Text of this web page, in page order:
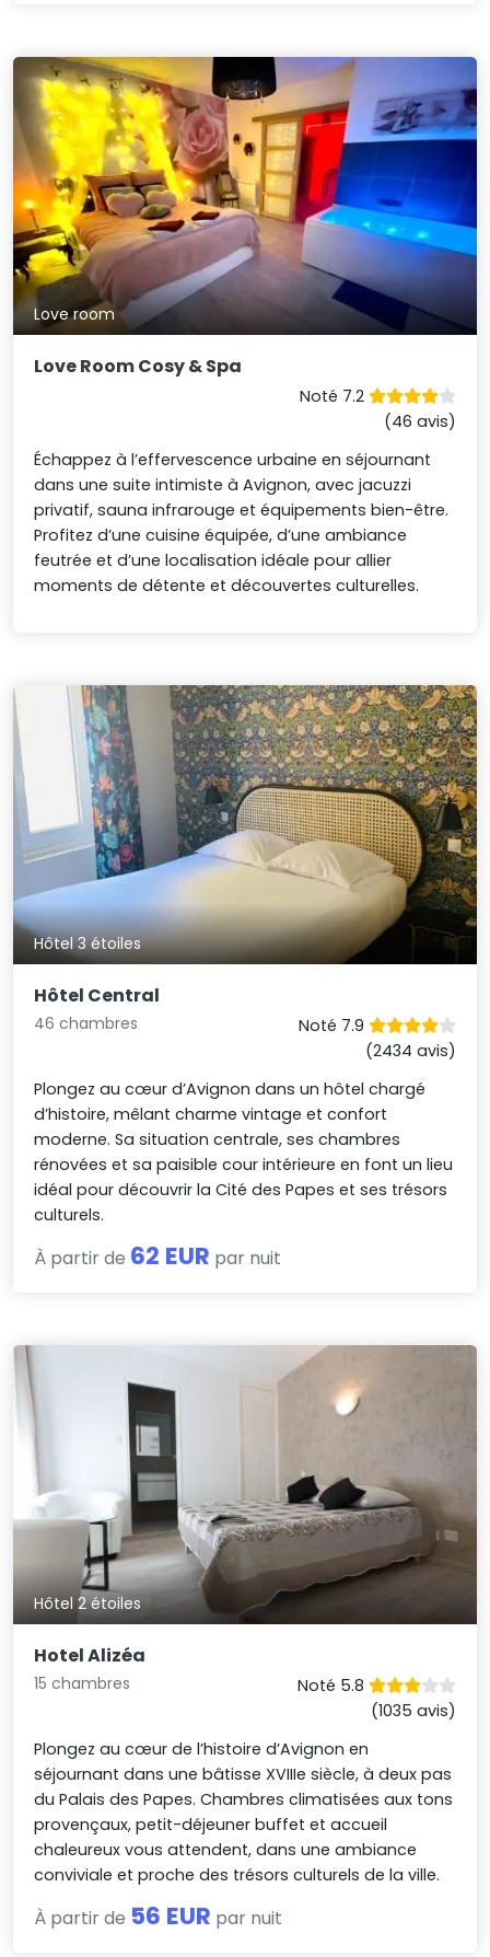
Love room
Love Room Cosy & Spa
Noté 7.2
(46 avis)
Échappez à l’effervescence urbaine en séjournant
dans une suite intimiste à Avignon, avec jacuzzi
privatif, sauna infrarouge et équipements bien-être.
Profitez d’une cuisine équipée, d’une ambiance
feutrée et d’une localisation idéale pour allier
moments de détente et découvertes culturelles.
Hôtel 3 étoiles
Hôtel Central
46 chambres
Noté 7.9
(2434 avis)
Plongez au cœur d’Avignon dans un hôtel chargé
d’histoire, mêlant charme vintage et confort
moderne. Sa situation centrale, ses chambres
rénovées et sa paisible cour intérieure en font un lieu
idéal pour découvrir la Cité des Papes et ses trésors
culturels.
À partir de 62 EUR par nuit
Hôtel 2 étoiles
Hotel Alizéa
15 chambres
Noté 5.8
(1035 avis)
Plongez au cœur de l’histoire d’Avignon en
séjournant dans une bâtisse XVIIIe siècle, à deux pas
du Palais des Papes. Chambres climatisées aux tons
provençaux, petit-déjeuner buffet et accueil
chaleureux vous attendent, dans une ambiance
conviviale et proche des trésors culturels de la ville.
À partir de 56 EUR par nuit